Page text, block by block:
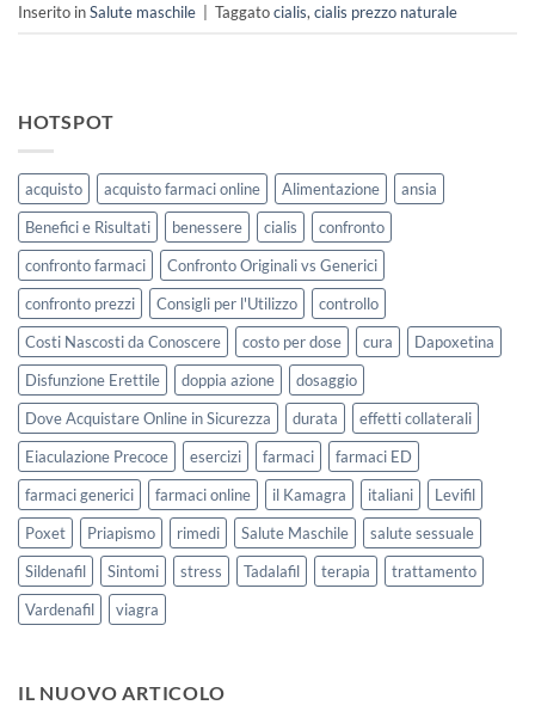
Inserito inSalute maschile Taggatocialis, cialis prezzo naturale
HOTSPOT
acquisto acquisto farmaci online Alimentazione
ansia
Benefici e Risultati
benessere cialis
confronto
confronto farmaci
Confronto Originali vs Generici
confronto prezzi
Consigli per l'Utilizzo
controllo
Costi Nascosti da Conoscere
costo per dose cura
Dapoxetina
Disfunzione Erettile
doppia azione
dosaggio
Dove Acquistare Online in Sicurezza
durata
effetti collaterali
Eiaculazione Precoce
esercizi farmaci
farmaci ED
farmaci generici
farmaci online il Kamagra italiani
Levifil
Poxet
Priapismo rimedi Salute Maschile
salute sessuale
Sildenafil
Sintomi stress Tadalafil terapia
trattamento
Vardenafil
viagra
IL NUOVO ARTICOLO